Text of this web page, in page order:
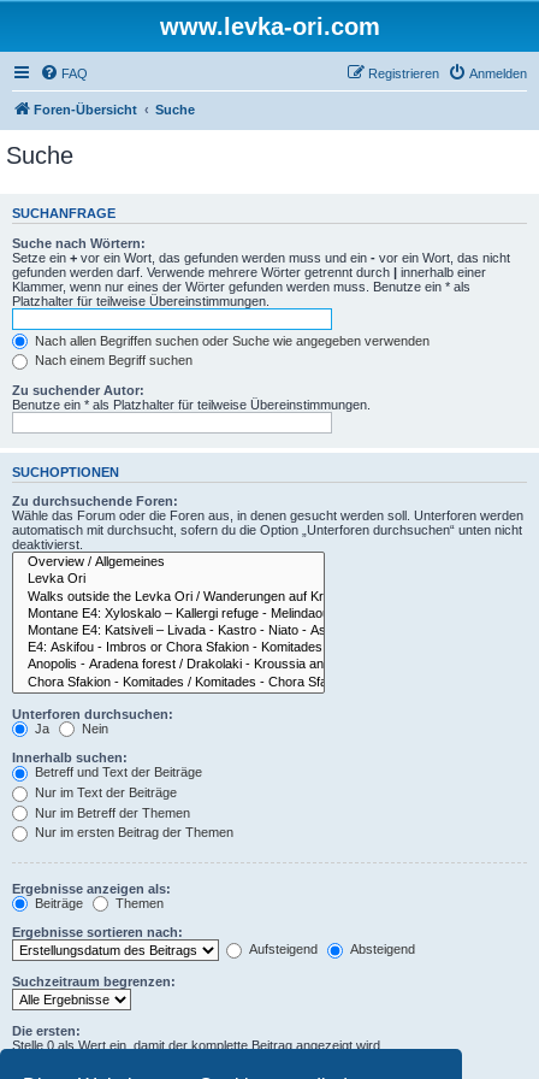
www.levka-ori.com
FAQ Anmelden
Registrieren
Foren-Übersicht Suche
Suche
SUCHANFRAGE
Suche nach Wörtern:
Setze ein + vor ein Wort, das gefunden werden muss und ein - vor ein Wort, das nicht
gefunden werden darf. Verwende mehrere Wörter getrennt durch | innerhalb einer
Klammer, wenn nur eines der Wörter gefunden werden muss. Benutze ein * als
Platzhalter für teilweise Übereinstimmungen.
Nach allen Begriffen suchen oder Suche wie angegeben verwenden
Nach einem Begriff suchen
Zu suchender Autor:
Benutze ein * als Platzhalter für teilweise Übereinstimmungen.
SUCHOPTIONEN
Zu durchsuchende Foren:
Wähle das Forum oder die Foren aus, in denen gesucht werden soll. Unterforen werden
automatisch mit durchsucht, sofern du die Option „Unterforen durchsuchen“ unten nicht
deaktivierst.
Unterforen durchsuchen:
Ja
Nein
Innerhalb suchen:
Betreff und Text der Beiträge
Nur im Text der Beiträge
Nur im Betreff der Themen
Nur im ersten Beitrag der Themen
Ergebnisse anzeigen als:
Beiträge
Themen
Ergebnisse sortieren nach:
Aufsteigend
Absteigend
Suchzeitraum begrenzen:
Die ersten:
Stelle 0 als Wert ein, damit der komplette Beitrag angezeigt wird.